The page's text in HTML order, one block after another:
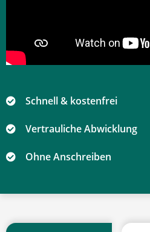
Schnell & kostenfrei
Vertrauliche Abwicklung
Ohne Anschreiben